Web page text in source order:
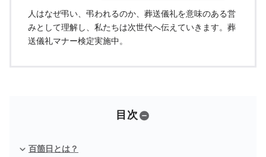
人はなぜ弔い、弔われるのか、葬送儀礼を意味のある営
みとして理解し、私たちは次世代へ伝えていきます。葬
送儀礼マナー検定実施中。
目次
百箇日とは？